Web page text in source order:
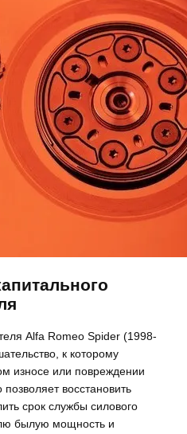
Alfa Romeo Spider (1998-
к которому
износе или повреждении
восстановить
срок службы силового
былую мощность и